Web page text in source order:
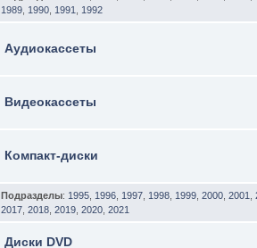
1989 1990 1991 1992
Аудиокассеты
Видеокассеты
Компакт-диски
Подразделы: 1995 1996 1997 1998 1999 2000 2001
2017 2018 2019 2020 2021
Диски DVD